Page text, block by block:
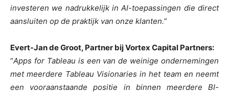
investeren we nadrukkelijk in AI-toepassingen die direct
aansluiten op de praktijk van onze klanten.”
Evert-Jan de Groot, Partner bij Vortex Capital Partners:
“Apps for Tableau is een van de weinige ondernemingen
met meerdere Tableau Visionaries in het team en neemt
een vooraanstaande positie in binnen meerdere BI-